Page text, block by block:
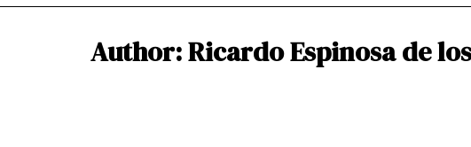
Author:Ricardo Espinosa de